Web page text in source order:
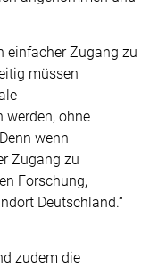
einfacher Zugang zu
müssen
werden, ohne
wenn
Zugang zu
Forschung,
Deutschland.“
zudem die